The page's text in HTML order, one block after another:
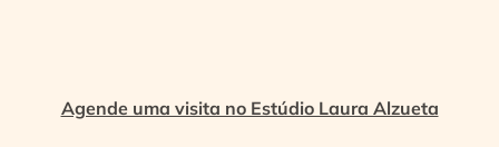
Agende uma visita no Estúdio Laura Alzueta